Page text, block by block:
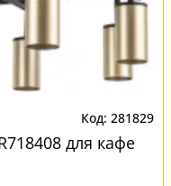
281829
для кафе